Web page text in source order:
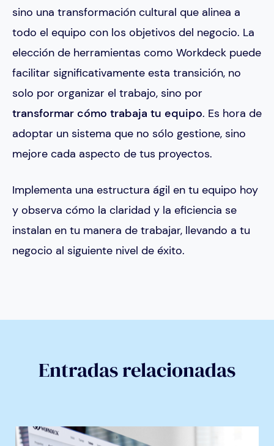
sino una transformación cultural que alinea a
todo el equipo con los objetivos del negocio. La
elección de herramientas como Workdeck puede
facilitar significativamente esta transición, no
solo por organizar el trabajo, sino por
transformar cómo trabaja tu equipo. Es hora de
adoptar un sistema que no sólo gestione, sino
mejore cada aspecto de tus proyectos.
Implementa una estructura ágil en tu equipo hoy
y observa cómo la claridad y la eficiencia se
instalan en tu manera de trabajar, llevando a tu
negocio al siguiente nivel de éxito.
Entradas relacionadas